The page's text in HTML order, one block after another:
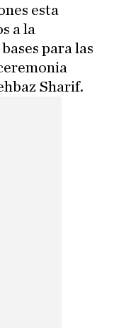
esta
a la
para las
Sharif.